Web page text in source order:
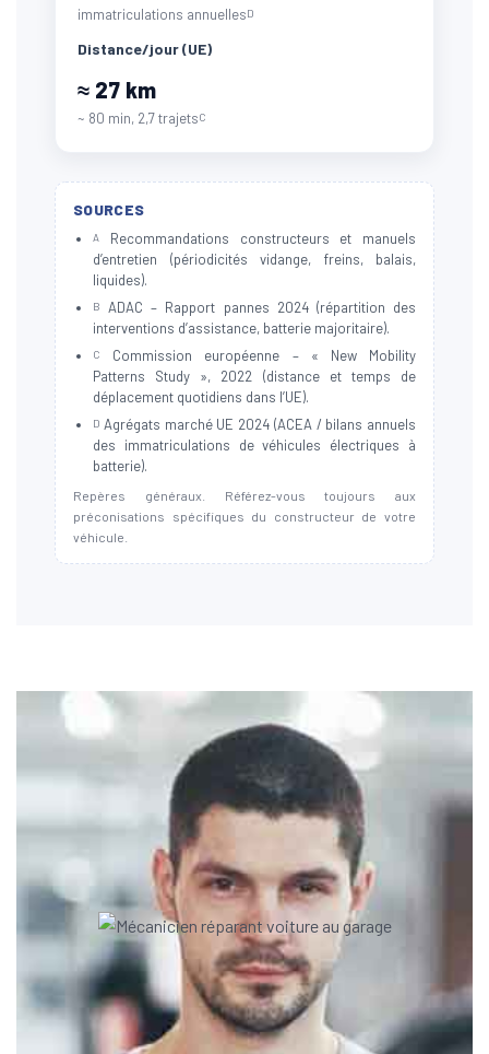
immatriculations annuellesD
Distance/jour (UE)
≈ 27 km
~ 80 min, 2,7 trajetsC
SOURCES
A
Recommandations constructeurs et manuels
d’entretien (périodicités vidange, freins, balais,
liquides).
B
ADAC – Rapport pannes 2024 (répartition des
interventions d’assistance, batterie majoritaire).
C
Commission européenne – « New Mobility
Patterns Study », 2022 (distance et temps de
déplacement quotidiens dans l’UE).
D Agrégats marché UE 2024 (ACEA / bilans annuels
des immatriculations de véhicules électriques à
batterie).
Repères généraux. Référez-vous toujours aux
préconisations spécifiques du constructeur de votre
véhicule.